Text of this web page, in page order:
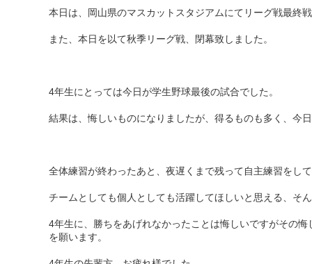
本日は、岡山県のマスカットスタジアムにてリーグ戦最終
また、本日を以て秋季リーグ戦、閉幕致しました。
4年生にとっては今日が学生野球最後の試合でした。
結果は、悔しいものになりましたが、得るものも多く、今
全体練習が終わったあと、夜遅くまで残って自主練習をし
チームとしても個人としても活躍してほしいと思える、そ
4年生に、勝ちをあげれなかったことは悔しいですがその
を願います。